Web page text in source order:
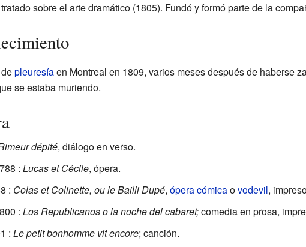
sobre el arte dramático (1805). Fundó y formó parte de la
pleuresíaen Montreal en 1809, varios meses después de haberse
se estaba muriendo.
dépité, diálogo en verso.
: Lucas et Cécile, ópera.
: Colas et Colinette, ou le Bailli Dupé, ópera cómicaovodevil,
: Los Republicanos o la noche del cabaret;comedia en prosa,
: Le petit bonhomme vit encore; canción.